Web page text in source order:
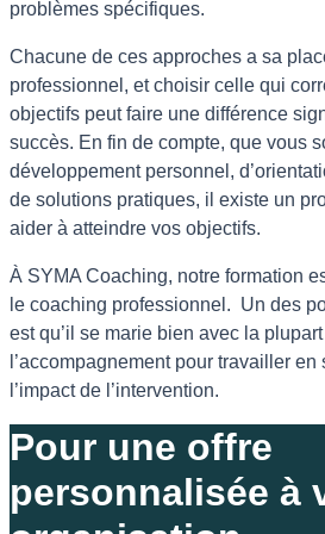
problèmes spécifiques.
Chacune de ces approches a sa
professionnel, et choisir celle qui
objectifs peut faire une différence
succès. En fin de compte, que vous
développement personnel,
de solutions pratiques, il existe un
aider à atteindre vos objectifs.
À SYMA Coaching, notre formation
le coaching professionnel. Un des
est qu’il se marie bien avec la
l’accompagnement pour travailler
l’impact de l’intervention.
Pour une offre
personnalisée à